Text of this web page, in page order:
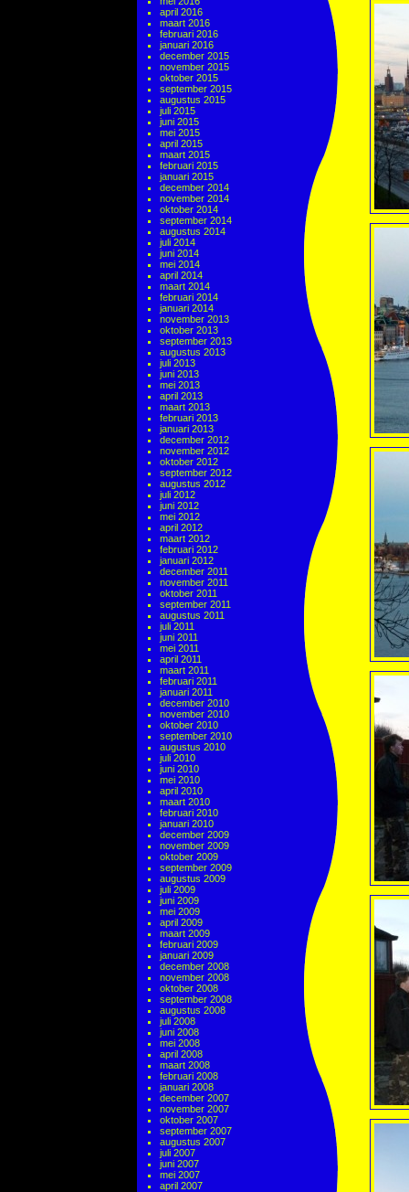
april 2016
maart 2016
februari 2016
januari 2016
december 2015
november 2015
oktober 2015
september 2015
augustus 2015
juli 2015
juni 2015
mei 2015
april 2015
maart 2015
februari 2015
januari 2015
december 2014
november 2014
oktober 2014
september 2014
augustus 2014
juli 2014
juni 2014
mei 2014
april 2014
maart 2014
februari 2014
januari 2014
november 2013
oktober 2013
september 2013
augustus 2013
juli 2013
juni 2013
mei 2013
april 2013
maart 2013
februari 2013
januari 2013
december 2012
november 2012
oktober 2012
september 2012
augustus 2012
juli 2012
juni 2012
mei 2012
april 2012
maart 2012
februari 2012
januari 2012
december 2011
november 2011
oktober 2011
september 2011
augustus 2011
juli 2011
juni 2011
mei 2011
april 2011
maart 2011
februari 2011
januari 2011
december 2010
november 2010
oktober 2010
september 2010
augustus 2010
juli 2010
juni 2010
mei 2010
april 2010
maart 2010
februari 2010
januari 2010
december 2009
november 2009
oktober 2009
september 2009
augustus 2009
juli 2009
juni 2009
mei 2009
april 2009
maart 2009
februari 2009
januari 2009
december 2008
november 2008
oktober 2008
september 2008
augustus 2008
juli 2008
juni 2008
mei 2008
april 2008
maart 2008
februari 2008
januari 2008
december 2007
november 2007
oktober 2007
september 2007
augustus 2007
juli 2007
juni 2007
mei 2007
april 2007